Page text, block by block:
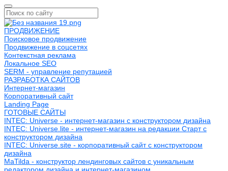
ПРОДВИЖЕНИЕ
Поисковое продвижение
Продвижение в соцсетях
Контекстная реклама
Локальное SEO
SERM - управление репутацией
РАЗРАБОТКА САЙТОВ
Интернет-магазин
Корпоративный сайт
Landing Page
ГОТОВЫЕ САЙТЫ
INTEC: Universe - интернет-магазин с конструктором дизайна
INTEC: Universe.lite - интернет-магазин на редакции Старт с
конструктором дизайна
INTEC: Universe.site - корпоративный сайт с конструктором
дизайна
MaTilda - конструктор лендинговых сайтов с уникальным